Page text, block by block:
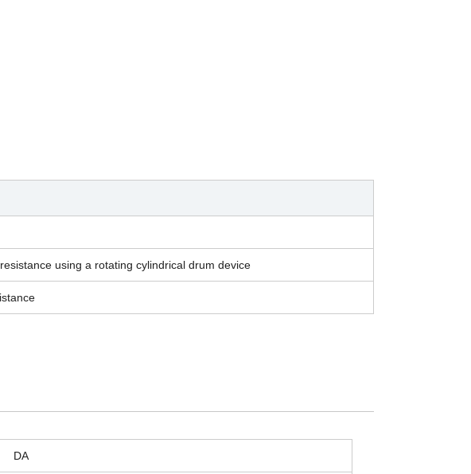
using a rotating cylindrical drum device
DA